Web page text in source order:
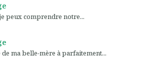
peux comprendre notre...
ma belle-mère à parfaitement...